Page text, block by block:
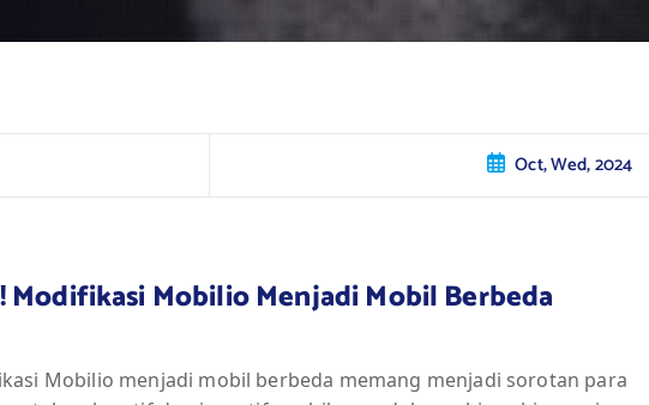
Oct, Wed, 2024
Modifikasi Mobilio Menjadi Mobil Berbeda
Mobilio menjadi mobil berbeda memang menjadi sorotan para